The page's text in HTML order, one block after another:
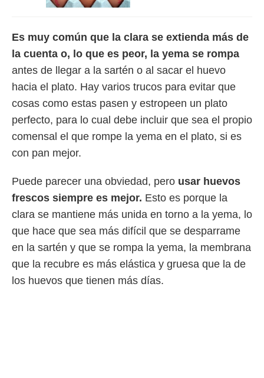
no
acceder a
abono
únicos
similares
como
sitio
IP
de
Es muy común que la clara se extienda más de
la cuenta o, lo que es peor, la yema se rompa
antes de llegar a la sartén o al sacar el huevo
hacia el plato. Hay varios trucos para evitar que
cosas como estas pasen y estropeen un plato
perfecto, para lo cual debe incluir que sea el propio
comensal el que rompe la yema en el plato, si es
con pan mejor.
Puede parecer una obviedad, pero usar huevos
frescos siempre es mejor. Esto es porque la
clara se mantiene más unida en torno a la yema, lo
que hace que sea más difícil que se desparrame
en la sartén y que se rompa la yema, la membrana
que la recubre es más elástica y gruesa que la de
los huevos que tienen más días.